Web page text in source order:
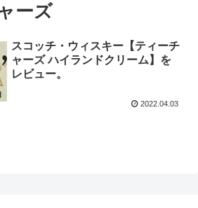
ーズ
スコッチ・ウィスキー【ティーチ
ャーズ ハイランドクリーム】を
レビュー。
2022.04.03